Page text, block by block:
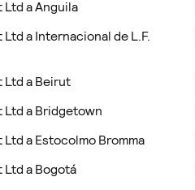
Ltd a Anguila
a Internacional de L.F.
Ltd a Beirut
Ltd a Bridgetown
a Estocolmo Bromma
Ltd a Bogotá